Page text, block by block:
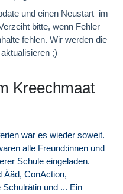
und einen Neustart im
bitte, wenn Fehler
fehlen. Wir werden die
;)
Kreechmaat
war es wieder soweit.
alle Freund:innen und
Schule eingeladen.
Ääd, ConAction,
und ... Ein